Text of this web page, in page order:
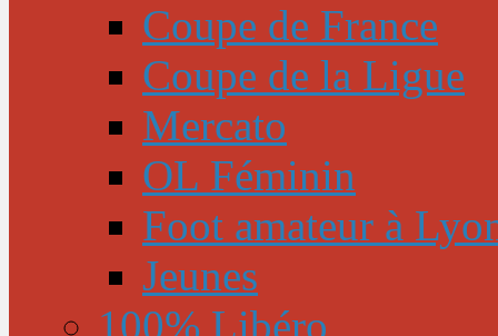
Coupe de France
Coupe de la Ligue
Mercato
OL Féminin
Foot amateur à
Jeunes
100% Libéro